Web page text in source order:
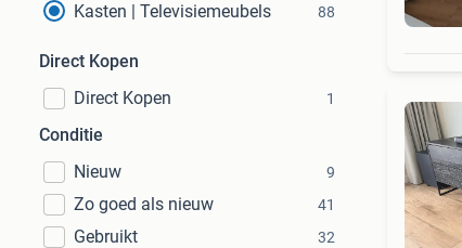
Kasten | Televisiemeubels
88
Direct Kopen
Direct Kopen
1
Conditie
Nieuw
9
Zo goed als nieuw 41
Gebruikt 32